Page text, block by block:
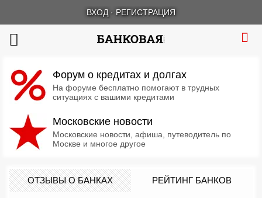
ВХОД · РЕГИСТРАЦИЯ
Форум о кредитах и долгах
На форуме бесплатно помогают в трудных
ситуациях с вашими кредитами
Московские новости
Московские новости, афиша, путеводитель по
Москве и многое другое
ОТЗЫВЫ О БАНКАХ РЕЙТИНГ БАНКОВ